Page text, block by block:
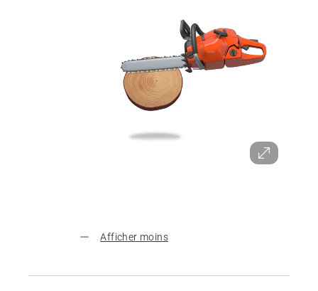
Afficher moins